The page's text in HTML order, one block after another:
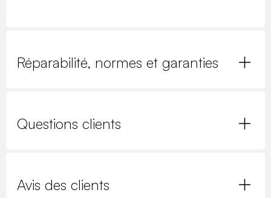
Réparabilité, normes et garanties
Questions clients
Avis des clients